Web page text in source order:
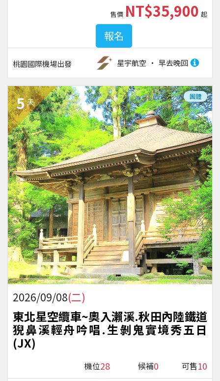
桃園國際機場出發 星宇航空 早去晚回
售價 NT$35,900 起
報名
5 天
團體
2026/09/08(二)
東北星空纜車~奧入瀨溪.秋田內陸鐵道
猊鼻溪輕舟吟唱.生剝鬼實境秀五日
(JX)
機位28 候補0 可售10